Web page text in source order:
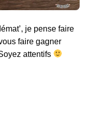
je pense faire
faire gagner
attentifs